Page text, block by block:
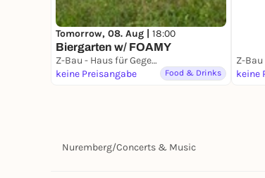
Tomorrow, 08. Aug | 18:00
Biergarten w/ FOAMY
Z-Bau - Haus für Gegenwartskultur
keine Preisangabe
Food & Drinks
keine
Nuremberg/Concerts & Music